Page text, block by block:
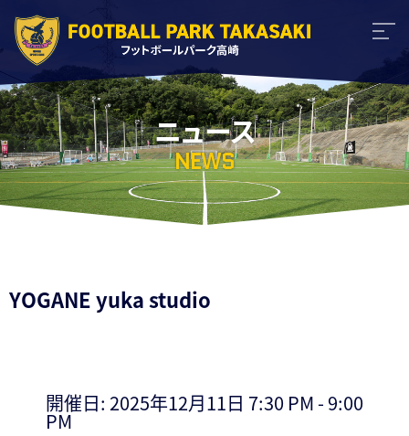
ニュース
NEWS
YOGANE yuka studio
開催日: 2025年12月11日 7:30 PM - 9:00
PM